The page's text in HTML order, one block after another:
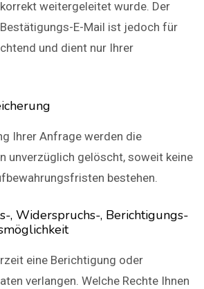
weitergeleitet wurde. Der
E-Mail ist jedoch für
und dient nur Ihrer
Ihrer Anfrage werden die
unverzüglich gelöscht, soweit keine
bestehen.
, Widerspruchs-, Berichtigungs-
eine Berichtigung oder
verlangen. Welche Rechte Ihnen